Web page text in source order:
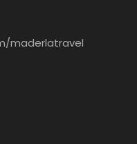
maderlatravel